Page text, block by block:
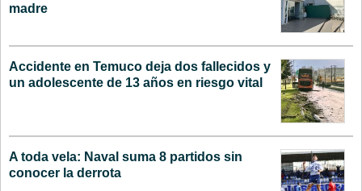
madre
Accidente en Temuco deja dos fallecidos y
un adolescente de 13 años en riesgo vital
A toda vela: Naval suma 8 partidos sin
conocer la derrota